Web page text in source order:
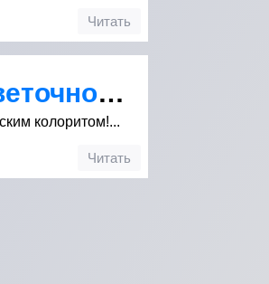
Читать
Силуэт лица из бумаги с цветочной аппликацией
колоритом!...
Читать